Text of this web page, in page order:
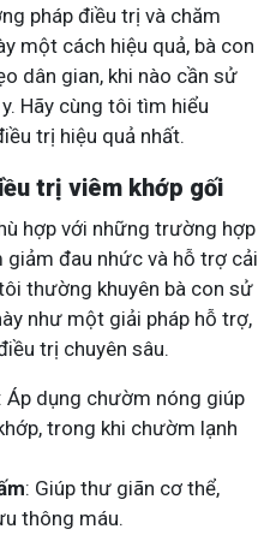
pháp điều trị và chăm
một cách hiệu quả, bà con
dân gian, khi nào cần sử
Hãy cùng tôi tìm hiểu
trị hiệu quả nhất.
trị viêm khớp gối
hợp với những trường hợp
giảm đau nhức và hỗ trợ cải
thường khuyên bà con sử
như một giải pháp hỗ trợ,
trị chuyên sâu.
: Áp dụng chườm nóng giúp
trong khi chườm lạnh
: Giúp thư giãn cơ thể,
thông máu.